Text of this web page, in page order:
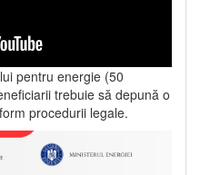
pentru energie (50
trebuie să depună o
procedurii legale.